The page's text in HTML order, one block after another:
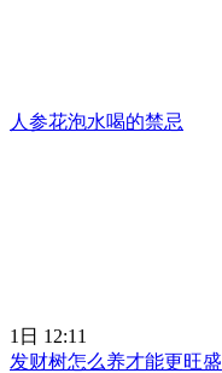
人参花泡水喝的禁忌
1日 12:11
发财树怎么养才能更旺盛